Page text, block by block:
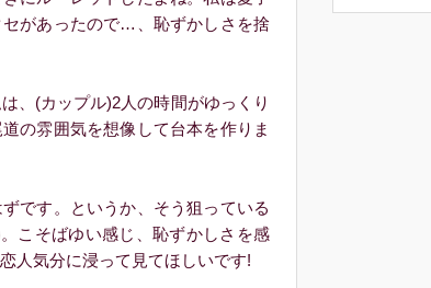
があったので…、恥ずかしさを捨
(カップル)2人の時間がゆっくり
の雰囲気を想像して台本を作りま
です。というか、そう狙っている
こそばゆい感じ、恥ずかしさを感
人気分に浸って見てほしいです!